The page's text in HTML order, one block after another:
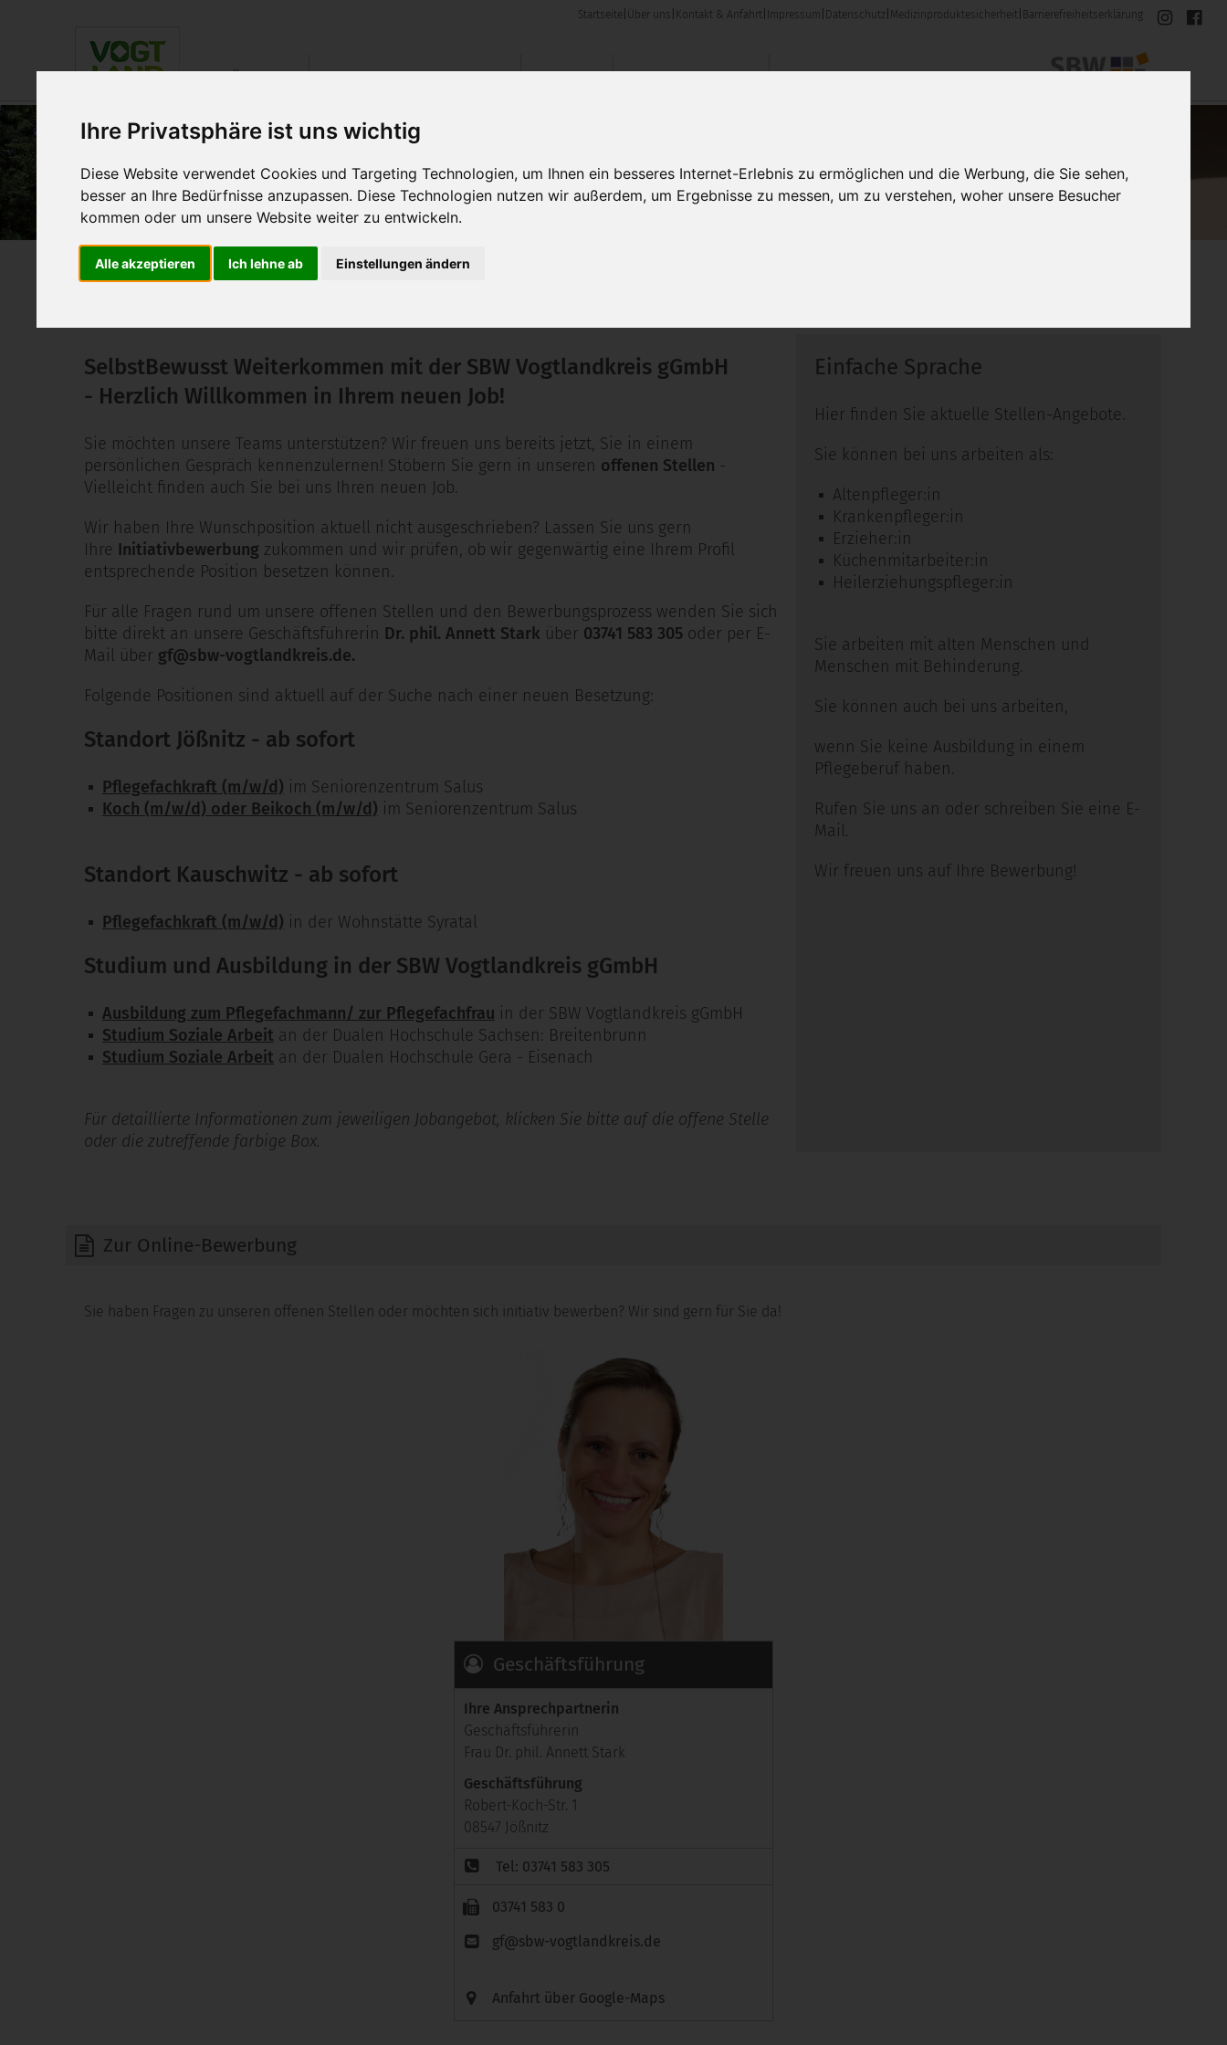
Ihre Privatsphäre ist uns wichtig
Diese Website verwendet Cookies und Targeting Technologien, um Ihnen ein besseres Internet-Erlebnis zu ermöglichen und die Werbung, die Sie sehen,
besser an Ihre Bedürfnisse anzupassen. Diese Technologien nutzen wir außerdem, um Ergebnisse zu messen, um zu verstehen, woher unsere Besucher
kommen oder um unsere Website weiter zu entwickeln.
Alle akzeptieren Ich lehne ab Einstellungen ändern
Startseite Über uns Kontakt & Anfahrt Impressum Datenschutz Medizinproduktesicherheit Barrierefreiheitserklärung
Karriere
Einfache Sprache
Hier finden Sie aktuelle Stellen-Angebote.
Sie können bei uns arbeiten als:
Altenpfleger:in
Krankenpfleger:in
Erzieher:in
Küchenmitarbeiter:in
Heilerziehungspfleger:in
Sie arbeiten mit alten Menschen und
Menschen mit Behinderung.
Sie können auch bei uns arbeiten,
wenn Sie keine Ausbildung in einem
Pflegeberuf haben.
Rufen Sie uns an oder schreiben Sie eine E-
Mail.
Wir freuen uns auf Ihre Bewerbung!
SelbstBewusst Weiterkommen mit der SBW Vogtlandkreis gGmbH
- Herzlich Willkommen in Ihrem neuen Job!
Sie möchten unsere Teams unterstützen? Wir freuen uns bereits jetzt, Sie in einem
persönlichen Gespräch kennenzulernen! Stöbern Sie gern in unseren offenen Stellen -
Vielleicht finden auch Sie bei uns Ihren neuen Job.
Wir haben Ihre Wunschposition aktuell nicht ausgeschrieben? Lassen Sie uns gern
Ihre Initiativbewerbung zukommen und wir prüfen, ob wir gegenwärtig eine Ihrem Profil
entsprechende Position besetzen können.
Für alle Fragen rund um unsere offenen Stellen und den Bewerbungsprozess wenden Sie sich
bitte direkt an unsere Geschäftsführerin Dr. phil. Annett Stark über 03741 583 305 oder per E-
Mail über gf@sbw-vogtlandkreis.de.
Folgende Positionen sind aktuell auf der Suche nach einer neuen Besetzung:
Standort Jößnitz - ab sofort
Pflegefachkraft (m/w/d) im Seniorenzentrum Salus
Koch (m/w/d) oder Beikoch (m/w/d) im Seniorenzentrum Salus
Standort Kauschwitz - ab sofort
Pflegefachkraft (m/w/d) in der Wohnstätte Syratal
Studium und Ausbildung in der SBW Vogtlandkreis gGmbH
Ausbildung zum Pflegefachmann/ zur Pflegefachfrau in der SBW Vogtlandkreis gGmbH
Studium Soziale Arbeit an der Dualen Hochschule Sachsen: Breitenbrunn
Studium Soziale Arbeit an der Dualen Hochschule Gera - Eisenach
Für detaillierte Informationen zum jeweiligen Jobangebot, klicken Sie bitte auf die offene Stelle
oder die zutreffende farbige Box.
Zur Online-Bewerbung
Sie haben Fragen zu unseren offenen Stellen oder möchten sich initiativ bewerben? Wir sind gern für Sie da!
Geschäftsführung
Ihre Ansprechpartnerin
Geschäftsführerin
Frau Dr. phil. Annett Stark
Geschäftsführung
Robert-Koch-Str. 1
08547 Jößnitz
Tel: 03741 583 305
03741 583 0
gf@sbw-vogtlandkreis.de
Anfahrt über Google-Maps